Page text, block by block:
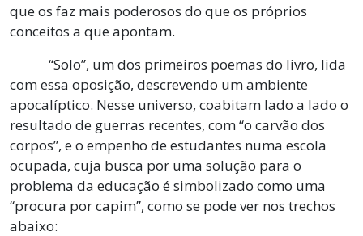
que os faz mais poderosos do que os próprios
conceitos a que apontam.
“Solo”, um dos primeiros poemas do livro, lida
com essa oposição, descrevendo um ambiente
apocalíptico. Nesse universo, coabitam lado a lado o
resultado de guerras recentes, com “o carvão dos
corpos”, e o empenho de estudantes numa escola
ocupada, cuja busca por uma solução para o
problema da educação é simbolizado como uma
“procura por capim”, como se pode ver nos trechos
abaixo: